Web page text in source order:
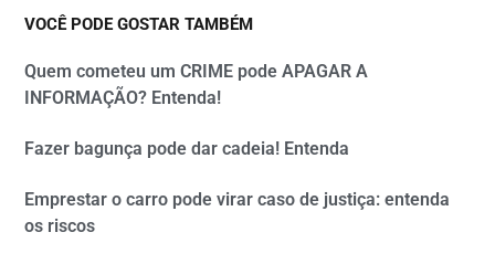
VOCÊ PODE GOSTAR TAMBÉM
Quem cometeu um CRIME pode APAGAR A
INFORMAÇÃO? Entenda!
Fazer bagunça pode dar cadeia! Entenda
Emprestar o carro pode virar caso de justiça: entenda
os riscos